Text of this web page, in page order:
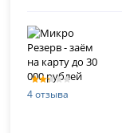
4 отзыва